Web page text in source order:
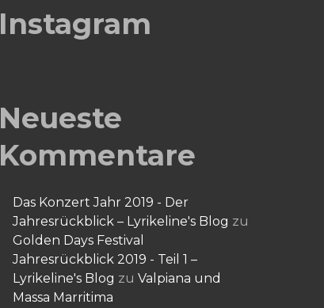
Instagram
Neueste
Kommentare
Das Konzert Jahr 2019 - Der
Jahresrückblick – Lyrikeline's Blog zu
Golden Days Festival
Jahresrückblick 2019 - Teil 1 –
Lyrikeline's Blog zuValpiana und
Massa Marritima